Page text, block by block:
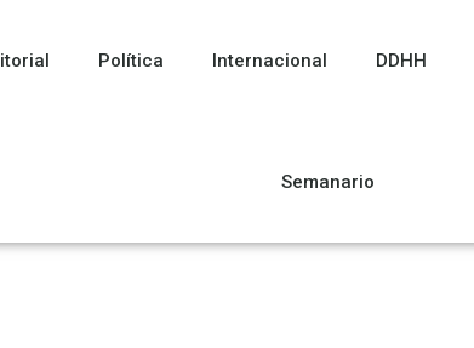
Política Internacional DDHH
Semanario